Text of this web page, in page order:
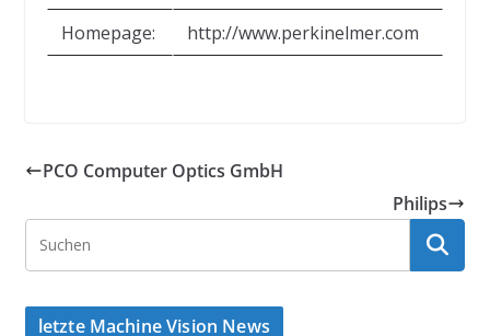
Homepage:
http://www.perkinelmer.com
PCO Computer Optics GmbH
Philips
letzte Machine Vision News